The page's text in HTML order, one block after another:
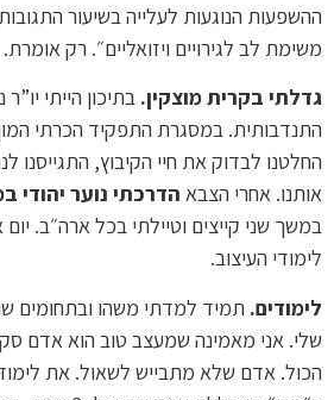
ההשפעות הנוגעות לעלייה בשיעור
משימת לב לגירויים ויזואליים״. רק אומרת.
גדלתי בקרית מוצקין. בתיכון הייתי
התנדבותית. במסגרת התפקיד הכרתי
החלטנו לבדוק את חיי הקיבוץ, התגייסנו
אותנו. אחרי הצבא הדרכתי נוער יהודי
במשך שני קייצים וטיילתי בכל ארה״ב.
לימודי העיצוב.
לימודים. תמיד למדתי משהו ובתחומים
שלי. אני מאמינה שמעצב טוב הוא אדם
הכול. אדם שלא מתבייש לשאול. את